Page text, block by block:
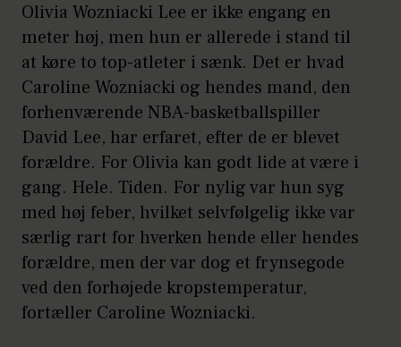
Olivia Wozniacki Lee er ikke engang en
meter høj, men hun er allerede i stand til
at køre to top-atleter i sænk. Det er hvad
Caroline Wozniacki og hendes mand, den
forhenværende NBA-basketballspiller
David Lee, har erfaret, efter de er blevet
forældre. For Olivia kan godt lide at være i
gang. Hele. Tiden. For nylig var hun syg
med høj feber, hvilket selvfølgelig ikke var
særlig rart for hverken hende eller hendes
forældre, men der var dog et frynsegode
ved den forhøjede kropstemperatur,
fortæller Caroline Wozniacki.